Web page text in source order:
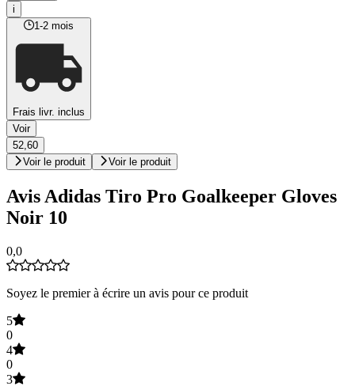
i
1-2 mois
Frais livr. inclus
Voir
52,60
Voir le produit
Voir le produit
Avis Adidas Tiro Pro Goalkeeper Gloves
Noir 10
0,0
Soyez le premier à écrire un avis pour ce produit
5
0
4
0
3